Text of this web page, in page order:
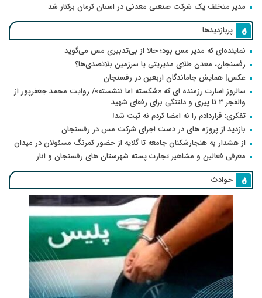
مدیر متخلف یک شرکت صنعتی معدنی در استان کرمان برکنار شد
پربازدیدها
نماینده‌ای که مدیر مس بود؛ حالا از بی‌تدبیری مس می‌گوید
رفسنجان، معدن طلای مدیریتی یا سرزمین بلاتصدی‌ها؟
عکس| همایش جاماندگان اربعین در رفسنجان
سالروز اسارت رزمنده ای که «شکسته اما ننشسته»/ روایت محمد جعفرپور از
والفجر ۳ تا پیری و دلتنگی برای رفقای شهید
تفکری: قراردادم را نه امضا کردم نه ثبت شد!
بازدید از پروژه های در دست اجرای شرکت مس در رفسنجان
از هشدار به هنجارشکنان جامعه تا گلایه از حضور کمرنگ مسئولان در میدان
معرفی فعالین و مشاهیر تجارت پسته شهرستان های رفسنجان و انار
حوادث